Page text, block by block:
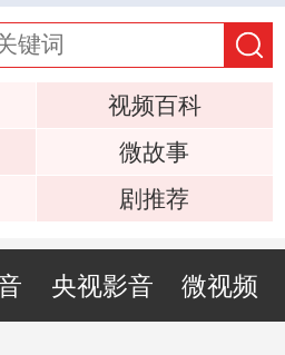
视频百科
微故事
剧推荐
央视影音 微视频